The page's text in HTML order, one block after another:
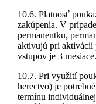
10.6. Platnosť
zakúpenia. V
permanentku,
aktivujú pri aktivácii
vstupov je 3 mesiace.
10.7. Pri využití
herectvo) je
termínu